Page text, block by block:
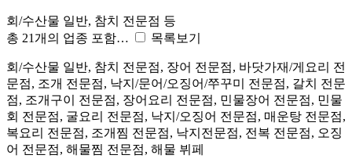
회/수산물 일반, 참치 전문점 등
총 21개의 업종 포함…
목록보기
회/수산물 일반, 참치 전문점, 장어 전문점, 바닷가재/게요리 전
문점, 조개 전문점, 낙지/문어/오징어/쭈꾸미 전문점, 갈치 전문
점, 조개구이 전문점, 장어요리 전문점, 민물장어 전문점, 민물
회 전문점, 굴요리 전문점, 낙지/오징어 전문점, 매운탕 전문점,
복요리 전문점, 조개찜 전문점, 낙지전문점, 전복 전문점, 오징
어 전문점, 해물찜 전문점, 해물 뷔페